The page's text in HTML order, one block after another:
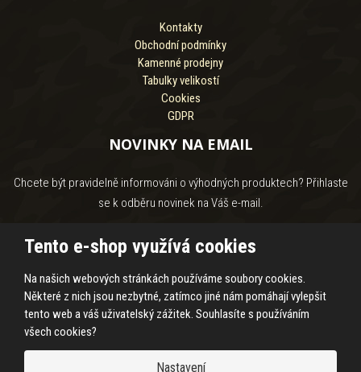
Tento e-shop využívá cookies
Na našich webových stránkách používáme soubory cookies.
Některé z nich jsou nezbytné, zatímco jiné nám pomáhají vylepšit
tento web a váš uživatelský zážitek. Souhlasíte s používáním
všech cookies?
Nastavení
Kontakty
Obchodní podmínky
Kamenné prodejny
Tabulky velikostí
Cookies
GDPR
NOVINKY NA EMAIL
Chcete být pravidelně informováni o výhodných produktech? Přihlaste
se k odběru novinek na Váš e-mail.
Souhlasím sezpracováním osobních údajů.
© 2026, HASS Hroby s.r.o.
Ochrana osobních údajů